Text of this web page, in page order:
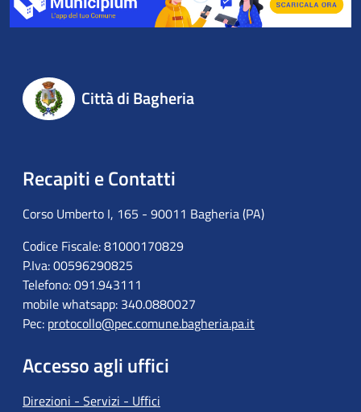
Città di Bagheria
Recapiti e Contatti
Corso Umberto I, 165 - 90011 Bagheria (PA)
Codice Fiscale: 81000170829
P.Iva: 00596290825
Telefono: 091.943111
mobile whatsapp: 340.0880027
Pec: protocollo@pec.comune.bagheria.pa.it
Accesso agli uffici
Direzioni - Servizi - Uffici